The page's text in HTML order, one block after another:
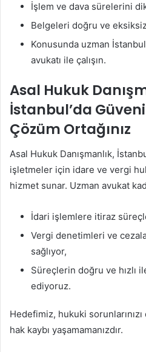
İşlem ve dava sürelerini
Belgeleri doğru ve eksiksiz
Konusunda uzman
avukatı ile çalışın.
Asal Hukuk
İstanbul’da
Çözüm Ortağınız
Asal Hukuk Danışmanlık,
işletmeler için idare ve vergi
hizmet sunar. Uzman avukat
İdari işlemlere itiraz
Vergi denetimleri ve
sağlıyor,
Süreçlerin doğru ve hızlı
ediyoruz.
Hedefimiz, hukuki
hak kaybı yaşamamanızdır.